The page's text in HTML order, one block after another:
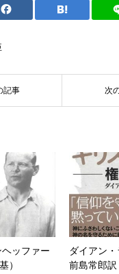
ッファー
）
ダイアン
前島常郎